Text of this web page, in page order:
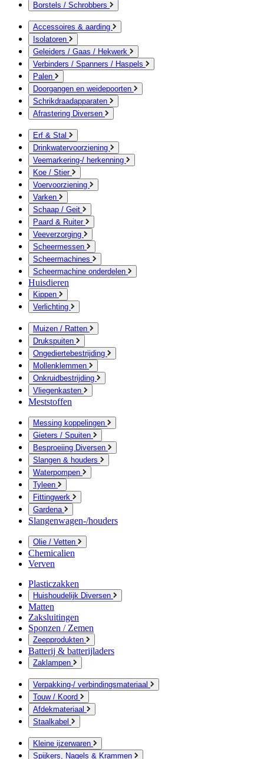
Borstels / Schrobbers
Accessoires & aarding
Isolatoren
Geleiders / Gaas / Hekwerk
Verbinders / Spanners / Haspels
Palen
Doorgangen en weidepoorten
Schrikdraadapparaten
Afrastering Diversen
Erf & Stal
Drinkwatervoorziening
Veemarkering-/ herkenning
Koe / Stier
Voervoorziening
Varken
Schaap / Geit
Paard & Ruiter
Veeverzorging
Scheermessen
Scheermachines
Scheermachine onderdelen
Huisdieren
Kippen
Verlichting
Muizen / Ratten
Drukspuiten
Ongediertebestrijding
Mollenklemmen
Onkruidbestrijding
Vliegenkasten
Meststoffen
Messing koppelingen
Gieters / Spuiten
Besproeiing Diversen
Slangen & houders
Waterpompen
Tyleen
Fittingwerk
Gardena
Slangenwagen-/houders
Olie / Vetten
Chemicalien
Verven
Plasticzakken
Huishoudelijk Diversen
Matten
Zaksluitingen
Sponzen / Zemen
Zeepprodukten
Batterij & batterijladers
Zaklampen
Verpakking-/ verbindingsmateriaal
Touw / Koord
Afdekmateriaal
Staalkabel
Kleine ijzerwaren
Spijkers, Nagels & Krammen